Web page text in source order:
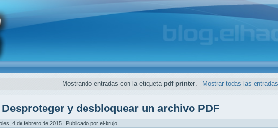
Mostrando entradas con la etiqueta pdf printer Mostrar todas las entradas
Desproteger y desbloquear un archivo PDF
4 de febrero de 2015 | Publicado por el-brujo